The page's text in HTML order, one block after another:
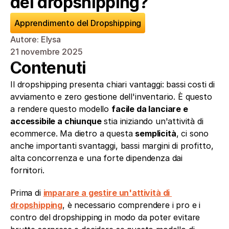
Apprendimento del Dropshipping
Autore: Elysa
21 novembre 2025
Contenuti
Il dropshipping presenta chiari vantaggi: bassi costi di
avviamento e zero gestione dell'inventario. È questo
a rendere questo modello facile da lanciare e
accessibile a chiunque stia iniziando un'attività di
ecommerce. Ma dietro a questa semplicità, ci sono
anche importanti svantaggi, bassi margini di profitto,
alta concorrenza e una forte dipendenza dai
fornitori.
Prima di imparare a gestire un'attività di
dropshipping, è necessario comprendere i pro e i
contro del dropshipping in modo da poter evitare